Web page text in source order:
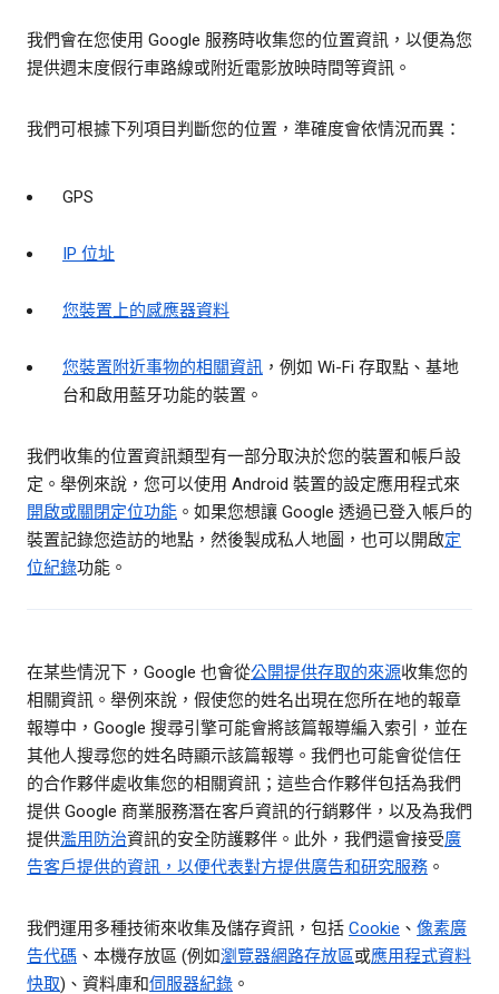
我們會在您使用 Google 服務時收集您的位置資訊，以便為您
提供週末度假行車路線或附近電影放映時間等資訊。
我們可根據下列項目判斷您的位置，準確度會依情況而異：
GPS
IP 位址
您裝置上的感應器資料
您裝置附近事物的相關資訊 ，例如 Wi-Fi 存取點、基地
台和啟用藍牙功能的裝置。
我們收集的位置資訊類型有一部分取決於您的裝置和帳戶設
定。舉例來說，您可以使用 Android 裝置的設定應用程式來
開啟或關閉定位功能 。如果您想讓 Google 透過已登入帳戶的
裝置記錄您造訪的地點，然後製成私人地圖，也可以開啟定
位紀錄功能。
在某些情況下，Google 也會從公開提供存取的來源收集您的
相關資訊。舉例來說，假使您的姓名出現在您所在地的報章
報導中，Google 搜尋引擎可能會將該篇報導編入索引，並在
其他人搜尋您的姓名時顯示該篇報導。我們也可能會從信任
的合作夥伴處收集您的相關資訊；這些合作夥伴包括為我們
提供 Google 商業服務潛在客戶資訊的行銷夥伴，以及為我們
提供濫用防治資訊的安全防護夥伴。此外，我們還會接受廣
告客戶提供的資訊，以便代表對方提供廣告和研究服務 。
我們運用多種技術來收集及儲存資訊，包括 Cookie 、 像素廣
告代碼 、本機存放區 (例如瀏覽器網路存放區或應用程式資料
快取)、資料庫和伺服器紀錄 。